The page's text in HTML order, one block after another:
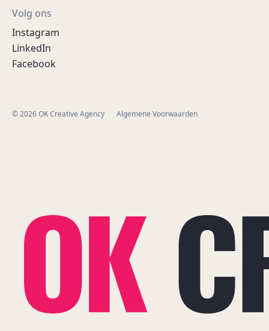
Volg ons
Instagram
LinkedIn
Facebook
© 2026 OK Creative Agency Algemene Voorwaarden